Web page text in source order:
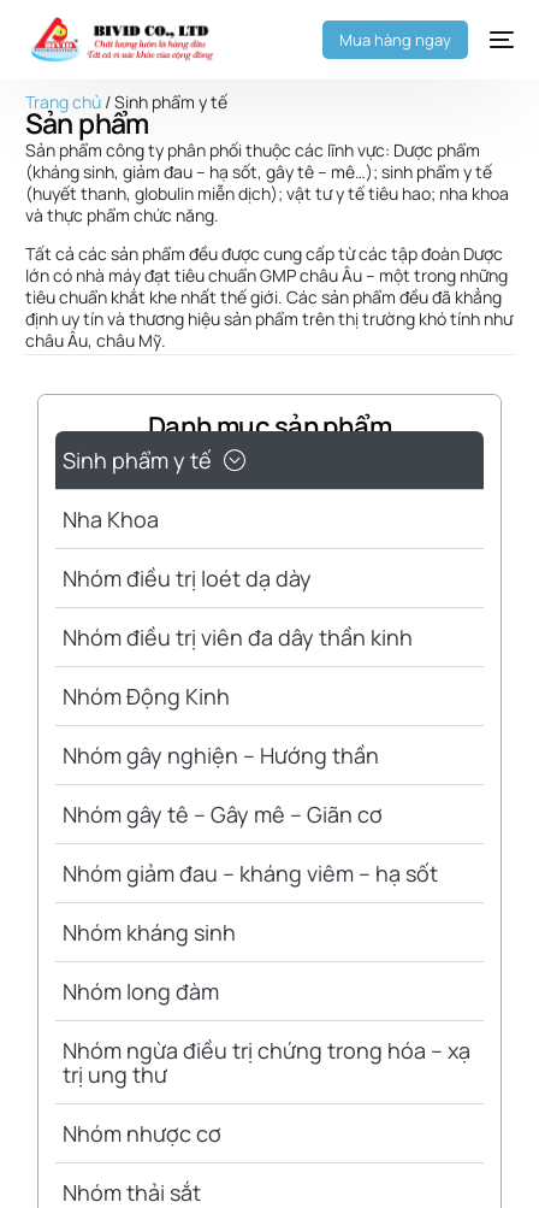
Mua hàng ngay
Trang chủ/ Sinh phẩm y tế
Sản phẩm
Sản phẩm công ty phân phối thuộc các lĩnh vực: Dược phẩm
(kháng sinh, giảm đau – hạ sốt, gây tê – mê…); sinh phẩm y tế
(huyết thanh, globulin miễn dịch); vật tư y tế tiêu hao; nha khoa
và thực phẩm chức năng.
Tất cả các sản phẩm đều được cung cấp từ các tập đoàn Dược
lớn có nhà máy đạt tiêu chuẩn GMP châu Âu – một trong những
tiêu chuẩn khắt khe nhất thế giới. Các sản phẩm đều đã khẳng
định uy tín và thương hiệu sản phẩm trên thị trường khó tính như
châu Âu, châu Mỹ.
Danh mục sản phẩm
Sinh phẩm y tế
Nha Khoa
Nhóm điều trị loét dạ dày
Nhóm điều trị viên đa dây thần kinh
Nhóm Động Kinh
Nhóm gây nghiện – Hướng thần
Nhóm gây tê – Gây mê – Giãn cơ
Nhóm giảm đau – kháng viêm – hạ sốt
Nhóm kháng sinh
Nhóm long đàm
Nhóm ngừa điều trị chứng trong hóa – xạ
trị ung thư
Nhóm nhược cơ
Nhóm thải sắt